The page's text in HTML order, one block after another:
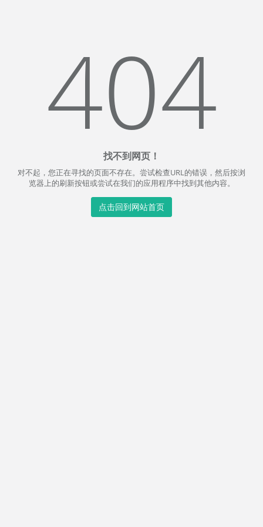
404
找不到网页！
对不起，您正在寻找的页面不存在。尝试检查URL的错误，然后按浏
览器上的刷新按钮或尝试在我们的应用程序中找到其他内容。
点击回到网站首页